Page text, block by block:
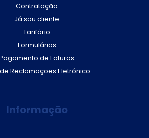
Contratação
Já sou cliente
Tarifário
Formulários
de Faturas
Reclamações Eletrónico
Informação